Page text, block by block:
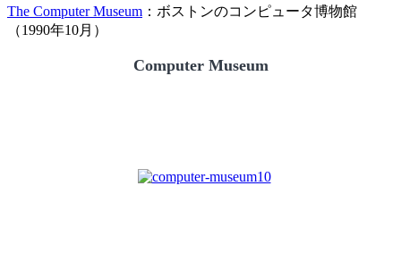
The Computer Museum ：ボストンのコンピュータ博物館
（1990年10月）
Computer Museum